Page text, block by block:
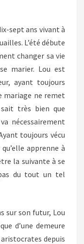
sept ans vivant à
L’été débute
changer sa vie
marier. Lou est
ayant toujours
mariage ne remet
très bien que
nécessairement
toujours vécu
apprenne à
la suivante à se
du tout un tel
sur son futur, Lou
d’une demeure
depuis